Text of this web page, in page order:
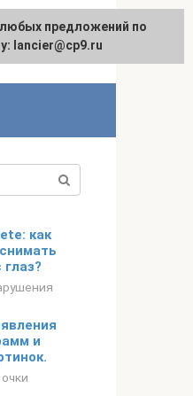
как
и
предложений по
lancier@cp9.ru